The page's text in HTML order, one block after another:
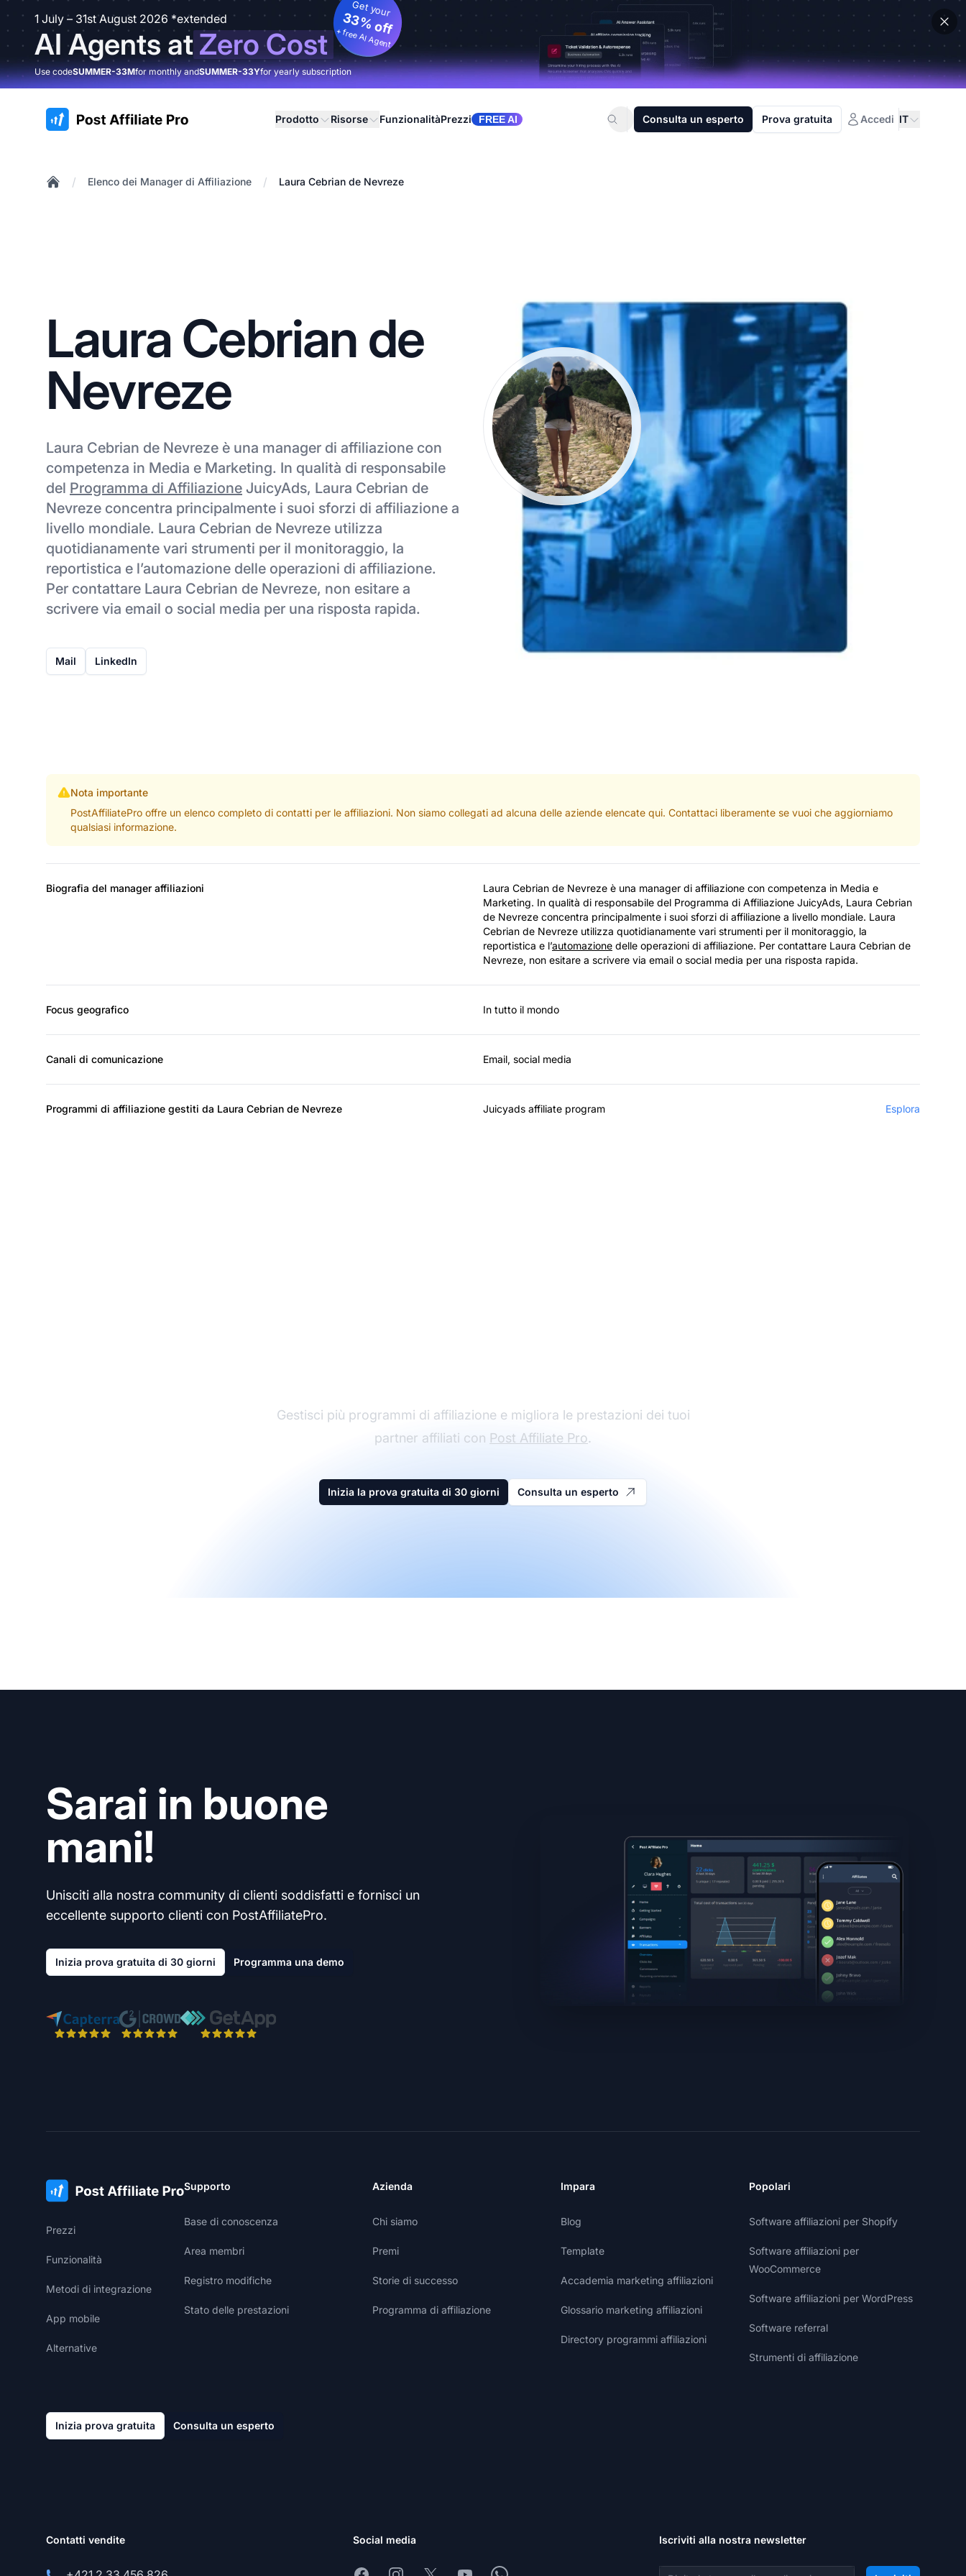
1 July – 31st August 2026 *extended
AI Agents atZero Cost
Get your
33% off
+ free AI Agent
Use codeSUMMER-33Mfor monthly andSUMMER-33Yfor yearly subscription
:site.title Prodotto Risorse FunzionalitàPrezzi FREE AI Consulta un esperto Prova gratuita Accedi IT
/ Elenco dei Manager di Affiliazione / Laura Cebrian de Nevreze
Laura Cebrian de
Nevreze
Laura Cebrian de Nevreze è una manager di affiliazione con
competenza in Media e Marketing. In qualità di responsabile
del Programma di Affiliazione JuicyAds, Laura Cebrian de
Nevreze concentra principalmente i suoi sforzi di affiliazione a
livello mondiale. Laura Cebrian de Nevreze utilizza
quotidianamente vari strumenti per il monitoraggio, la
reportistica e l’automazione delle operazioni di affiliazione.
Per contattare Laura Cebrian de Nevreze, non esitare a
scrivere via email o social media per una risposta rapida.
Mail LinkedIn
Nota importante
PostAffiliatePro offre un elenco completo di contatti per le affiliazioni. Non siamo collegati ad alcuna delle aziende elencate qui. Contattaci liberamente se vuoi che aggiorniamo
qualsiasi informazione.
Biografia del manager affiliazioni
Laura Cebrian de Nevreze è una manager di affiliazione con competenza in Media e
Marketing. In qualità di responsabile del Programma di Affiliazione JuicyAds, Laura Cebrian
de Nevreze concentra principalmente i suoi sforzi di affiliazione a livello mondiale. Laura
Cebrian de Nevreze utilizza quotidianamente vari strumenti per il monitoraggio, la
reportistica e l’automazione delle operazioni di affiliazione. Per contattare Laura Cebrian de
Nevreze, non esitare a scrivere via email o social media per una risposta rapida.
Focus geografico In tutto il mondo
Canali di comunicazione Email, social media
Programmi di affiliazione gestiti da Laura Cebrian de Nevreze Juicyads affiliate program Esplora
Gestisci più programmi di affiliazione e migliora le prestazioni dei tuoi
partner affiliati con Post Affiliate Pro.
Inizia la prova gratuita di 30 giorni Consulta un esperto
Sarai in buone
mani!
Unisciti alla nostra community di clienti soddisfatti e fornisci un
eccellente supporto clienti con PostAffiliatePro.
Inizia prova gratuita di 30 giorni Programma una demo
Prezzi
Funzionalità
Metodi di integrazione
App mobile
Alternative
Supporto
Base di conoscenza
Area membri
Registro modifiche
Stato delle prestazioni
Azienda
Chi siamo
Premi
Storie di successo
Programma di affiliazione
Impara
Blog
Template
Accademia marketing affiliazioni
Glossario marketing affiliazioni
Directory programmi affiliazioni
Popolari
Software affiliazioni per Shopify
Software affiliazioni per
WooCommerce
Software affiliazioni per WordPress
Software referral
Strumenti di affiliazione
Inizia prova gratuita Consulta un esperto
Contatti vendite Social media Iscriviti alla nostra newsletter